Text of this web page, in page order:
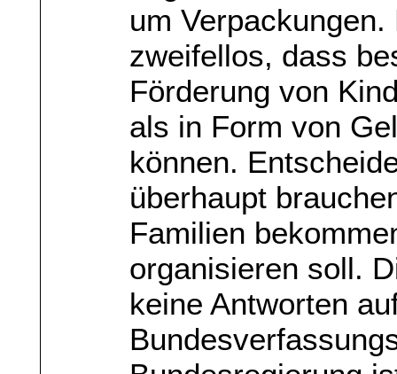
um
zweifellos, dass
Förderung von
als in Form von
können.
überhaupt
Familien
organisieren soll.
keine Antworten